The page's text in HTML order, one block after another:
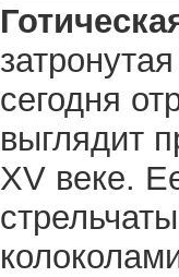
сегодня
выглядит
XV веке.